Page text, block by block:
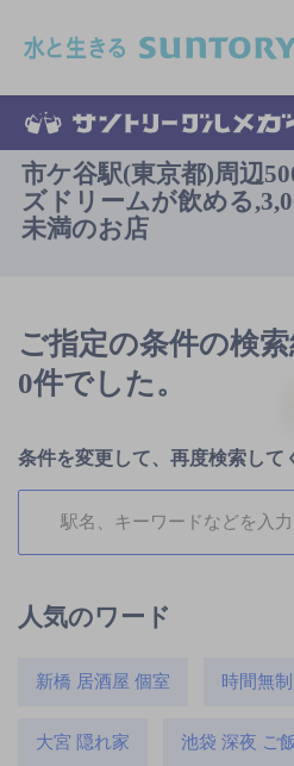
市ケ谷駅(東京都)周辺
ズドリームが飲める
未満のお店
ご指定の条件の検
0件でした。
条件を変更して、再度検索して
人気のワード
新橋 居酒屋 個室 時間無
大宮 隠れ家 池袋 深夜 ご飯